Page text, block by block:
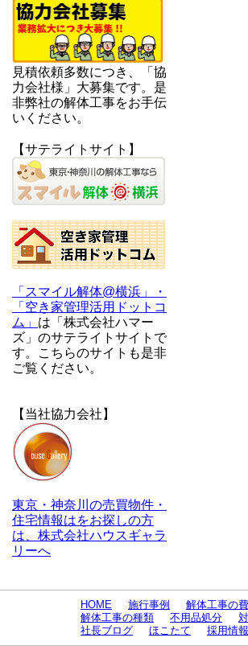
見積依頼多数につき、「協
力会社様」大募集です。是
非弊社の解体工事をお手伝
いください。
【サテライトサイト】
「スマイル解体@横浜」・
「空き家管理活用ドットコ
ム」 は「株式会社ハマー
ズ」のサテライトサイトで
す。こちらのサイトも是非
ご覧ください。
【当社協力会社】
東京・神奈川の売買物件・
住宅情報はをお探しの方
は、株式会社ハウスギャラ
リーへ
HOME 施行事例 解体工事の
解体工事の種類
不用品処分
社長ブログ
ほこたて 採用情報